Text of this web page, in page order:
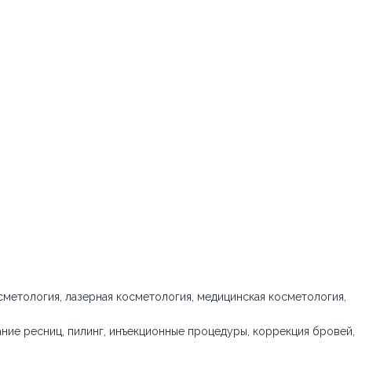
лазерная косметология, медицинская косметология,
ресниц, пилинг, инъекционные процедуры, коррекция бровей,